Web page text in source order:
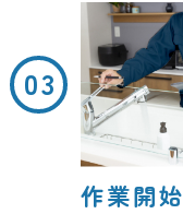
作業開始